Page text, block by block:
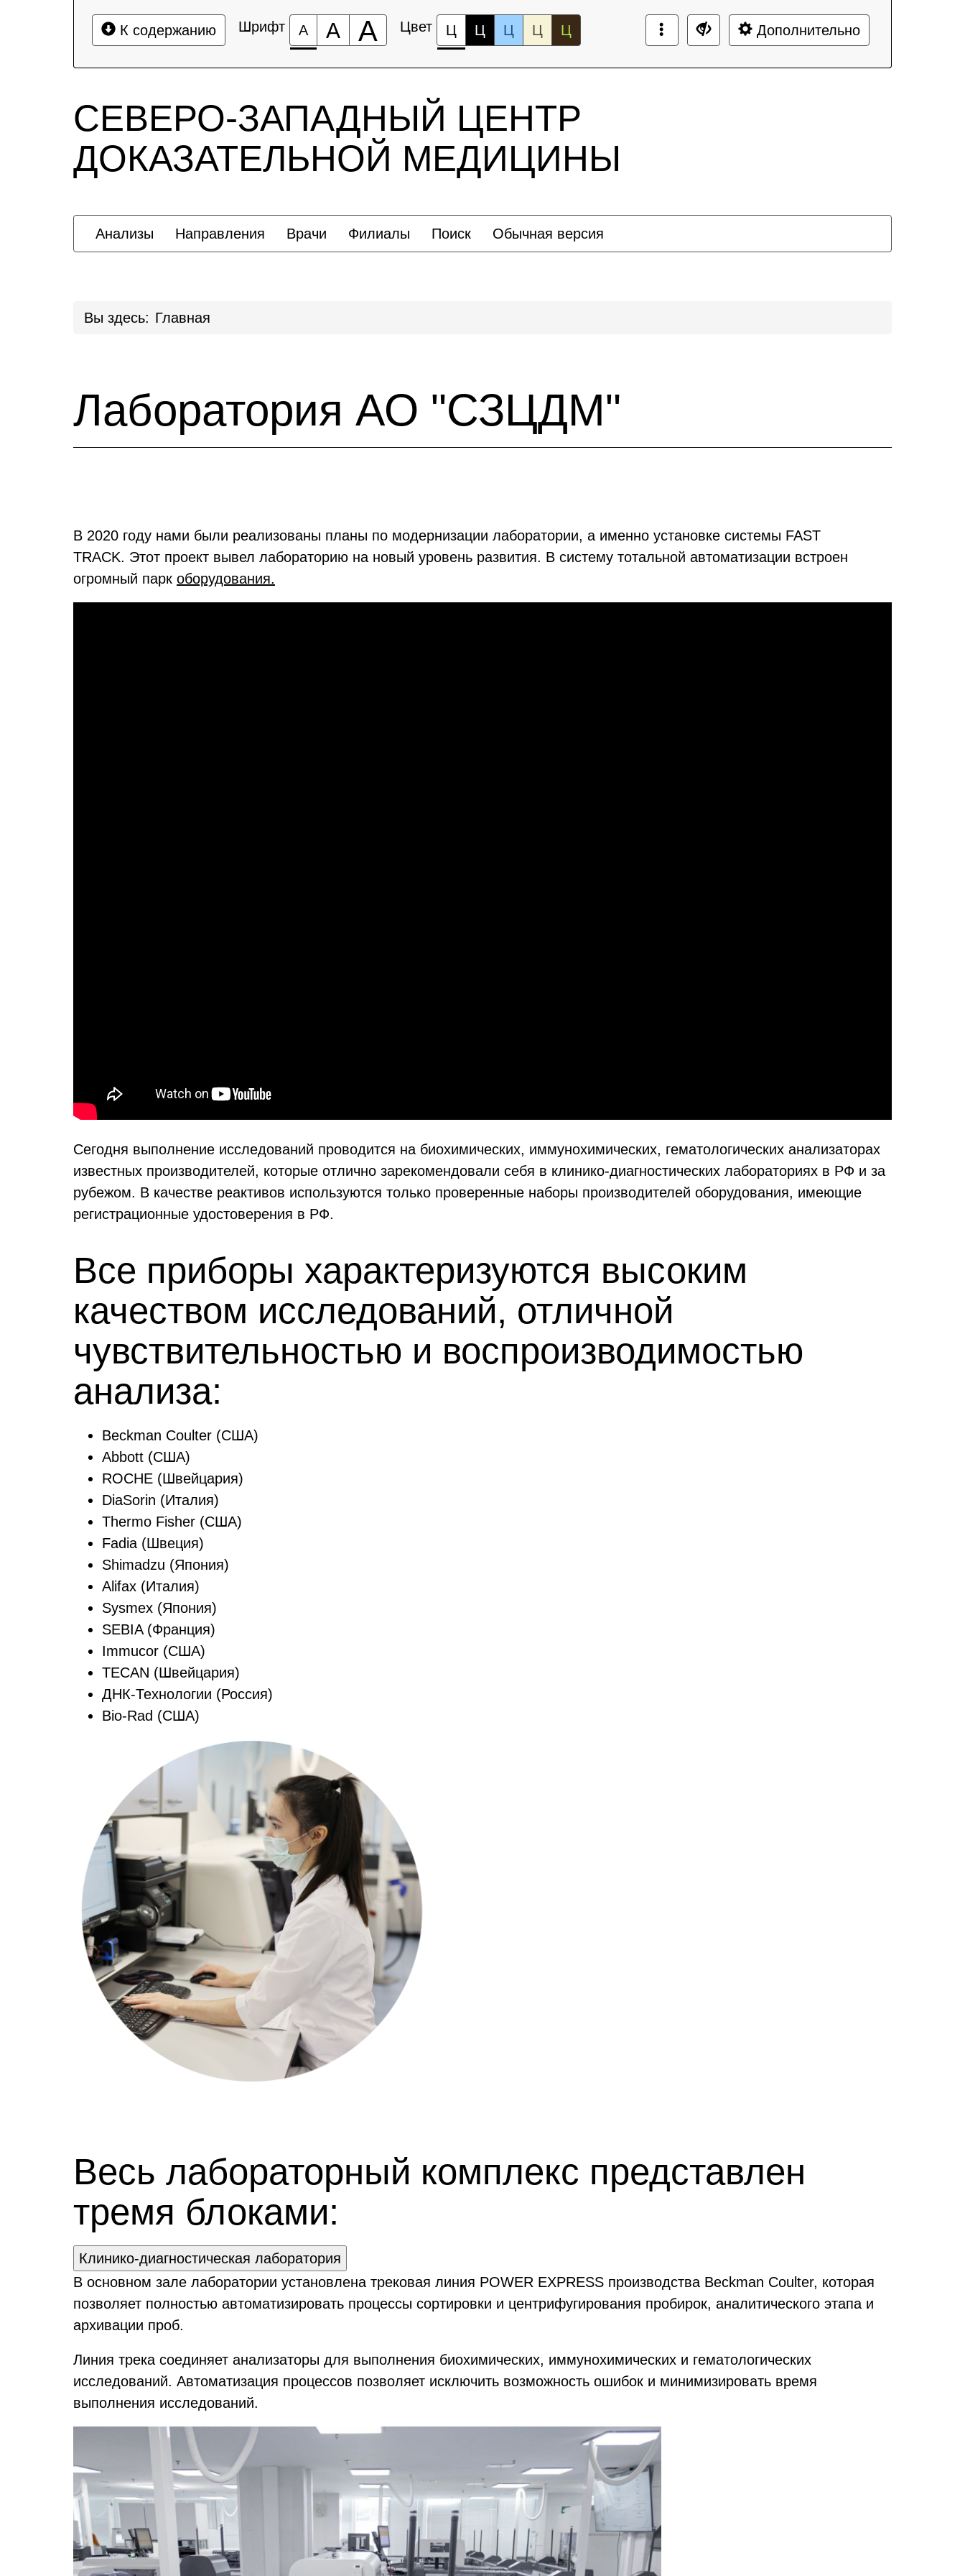
К содержанию Шрифт А А А Цвет Ц Ц Ц Ц Ц Дополнительно
СЕВЕРО-ЗАПАДНЫЙ ЦЕНТР
ДОКАЗАТЕЛЬНОЙ МЕДИЦИНЫ
Анализы Направления Врачи Филиалы Поиск Обычная версия
Вы здесь: Главная
Лаборатория АО "СЗЦДМ"
В 2020 году нами были реализованы планы по модернизации лаборатории, а именно установке системы FAST
TRACK. Этот проект вывел лабораторию на новый уровень развития. В систему тотальной автоматизации встроен
огромный парк оборудования.
Сегодня выполнение исследований проводится на биохимических, иммунохимических, гематологических анализаторах
известных производителей, которые отлично зарекомендовали себя в клинико-диагностических лабораториях в РФ и за
рубежом. В качестве реактивов используются только проверенные наборы производителей оборудования, имеющие
регистрационные удостоверения в РФ.
Все приборы характеризуются высоким
качеством исследований, отличной
чувствительностью и воспроизводимостью
анализа:
Beckman Coulter (США)
Abbott (США)
ROCHE (Швейцария)
DiaSorin (Италия)
Thermo Fisher (США)
Fadia (Швеция)
Shimadzu (Япония)
Alifax (Италия)
Sysmex (Япония)
SEBIA (Франция)
Immucor (США)
TECAN (Швейцария)
ДНК-Технологии (Россия)
Bio-Rad (США)
Весь лабораторный комплекс представлен
тремя блоками:
Клинико-диагностическая лаборатория
В основном зале лаборатории установлена трековая линия POWER EXPRESS производства Beckman Coulter, которая
позволяет полностью автоматизировать процессы сортировки и центрифугирования пробирок, аналитического этапа и
архивации проб.
Линия трека соединяет анализаторы для выполнения биохимических, иммунохимических и гематологических
исследований. Автоматизация процессов позволяет исключить возможность ошибок и минимизировать время
выполнения исследований.